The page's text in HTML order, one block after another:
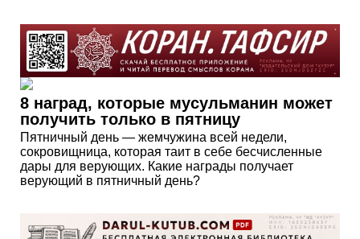
8 наград, которые мусульманин может
получить только в пятницу
Пятничный день — жемчужина всей недели,
сокровищница, которая таит в себе бесчисленные
дары для верующих. Какие награды получает
верующий в пятничный день?